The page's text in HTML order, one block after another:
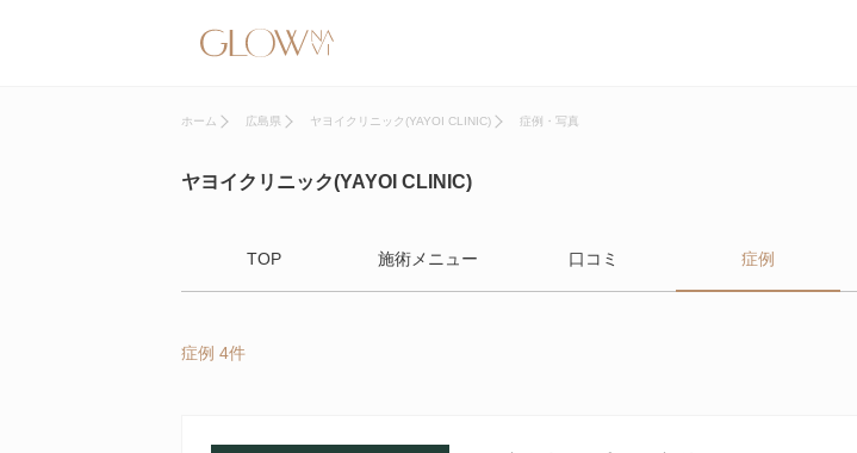
ホーム 広島県 ヤヨイクリニック(YAYOI CLINIC) 症例・写真
ヤヨイクリニック(YAYOI CLINIC)
TOP 施術メニュー 口コミ 症例
症例 4件